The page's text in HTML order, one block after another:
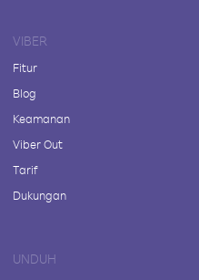
VIBER
Fitur
Blog
Keamanan
Viber Out
Tarif
Dukungan
UNDUH